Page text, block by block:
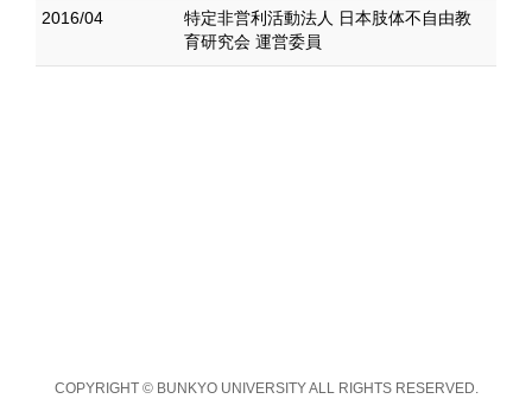
2016/04
特定非営利活動法人 日本肢体不自由教
育研究会 運営委員
COPYRIGHT © BUNKYO UNIVERSITY ALL RIGHTS RESERVED.